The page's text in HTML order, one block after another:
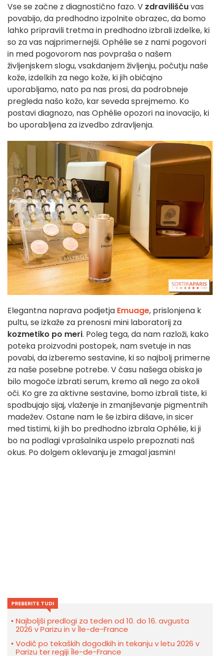
Vse se začne z diagnostično fazo. V zdraviliščuvas
povabijo, da predhodno izpolnite obrazec, da bomo
lahko pripravili tretma in predhodno izbrali izdelke, ki
so za vas najprimernejši. Ophélie se z nami pogovori
in med pogovorom nas povpraša o našem
življenjskem slogu, vsakdanjem življenju, počutju naše
kože, izdelkih za nego kože, ki jih običajno
uporabljamo, nato pa nas prosi, da podrobneje
pregleda našo kožo, kar seveda sprejmemo. Ko
postavi diagnozo, nas Ophélie opozori na inovacijo, ki
bo uporabljena za izvedbo zdravljenja.
Elegantna naprava podjetja Emuage, prislonjena k
pultu, se izkaže za prenosni mini laboratorij za
kozmetiko po meri. Poleg tega, da nam razloži, kako
poteka proizvodni postopek, nam svetuje in nas
povabi, da izberemo sestavine, ki so najbolj primerne
za naše posebne potrebe. V času našega obiska je
bilo mogoče izbrati serum, kremo ali nego za okoli
oči. Ko gre za aktivne sestavine, bomo izbrali tiste, ki
spodbujajo sijaj, vlaženje in zmanjševanje pigmentnih
madežev. Ostane nam le še izbira dišave, in sicer
med tistimi, ki jih bo predhodno izbrala Ophélie, ki ji
bo na podlagi vprašalnika uspelo prepoznati naš
okus. Po dolgem oklevanju je zmagal jasmin!
PREBERITE TUDI
Najboljši predlogi za teden od 10. do 16. avgusta
2026 v Parizu in v Île-de-France
Vodič po tekaških dogodkih in tekanju v letu 2026 v
Parizu ter regiji Île-de-France